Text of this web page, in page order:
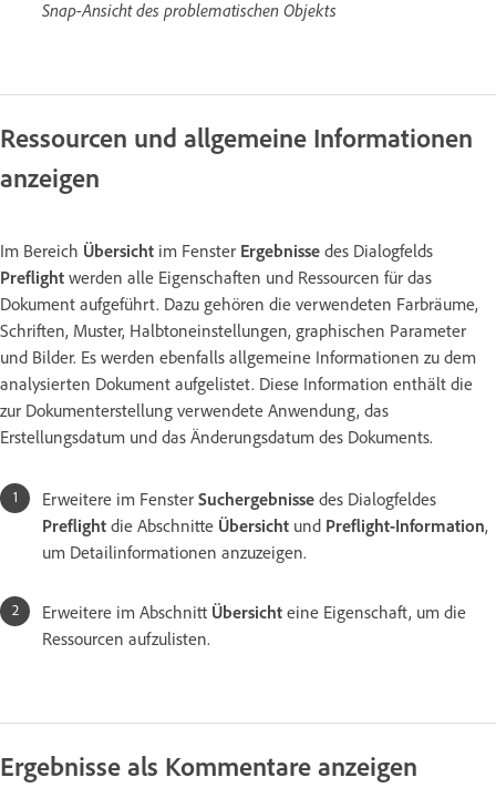
Snap-Ansicht des problematischen Objekts
Ressourcen und allgemeine Informationen
anzeigen
Im Bereich Übersicht im Fenster Ergebnisse des Dialogfelds
Preflight werden alle Eigenschaften und Ressourcen für das
Dokument aufgeführt. Dazu gehören die verwendeten Farbräume,
Schriften, Muster, Halbtoneinstellungen, graphischen Parameter
und Bilder. Es werden ebenfalls allgemeine Informationen zu dem
analysierten Dokument aufgelistet. Diese Information enthält die
zur Dokumenterstellung verwendete Anwendung, das
Erstellungsdatum und das Änderungsdatum des Dokuments.
Erweitere im Fenster Suchergebnisse des Dialogfeldes
Preflight die Abschnitte Übersicht und Preflight-Information,
um Detailinformationen anzuzeigen.
Erweitere im Abschnitt Übersicht eine Eigenschaft, um die
Ressourcen aufzulisten.
Ergebnisse als Kommentare anzeigen